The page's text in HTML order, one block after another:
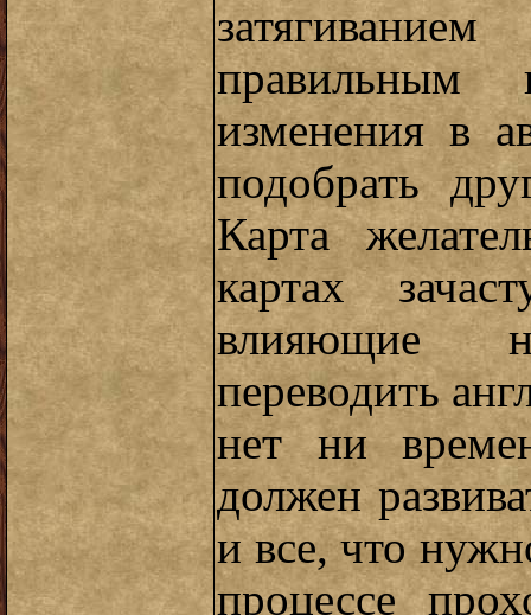
правильным
изменения в
подобрать
Карта
картах
влияющие
переводить
нет ни
должен
и все, что
процессе